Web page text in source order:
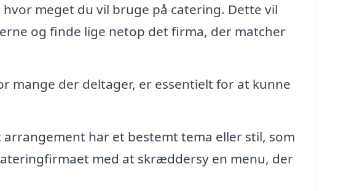
hvor meget du vil bruge på catering. Dette vil
og finde lige netop det firma, der matcher
mange der deltager, er essentielt for at kunne
arrangement har et bestemt tema eller stil, som
med at skræddersy en menu, der